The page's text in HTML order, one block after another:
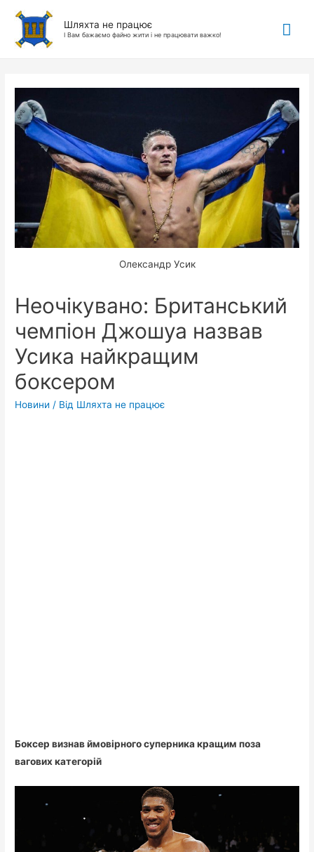
Шляхта не працює
І Вам бажаємо файно жити і не працювати важко!
Олександр Усик
Неочікувано: Британський
чемпіон Джошуа назвав
Усика найкращим
боксером
Новини / Від Шляхта не працює
Боксер визнав ймовірного суперника кращим поза
вагових категорій